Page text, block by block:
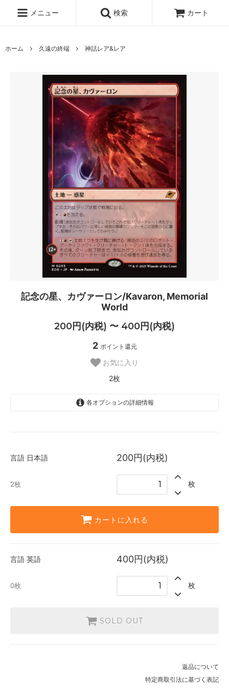
メニュー 検索 カート
ホーム 久遠の終端 神話レア&レア
記念の星、カヴァーロン/Kavaron, Memorial
World
200円(内税) 〜 400円(内税)
2 ポイント還元
お気に入り
2枚
各オプションの詳細情報
言語 日本語 200円(内税)
2枚 枚
カートに入れる
言語 英語 400円(内税)
0枚 枚
SOLD OUT
返品について
特定商取引法に基づく表記